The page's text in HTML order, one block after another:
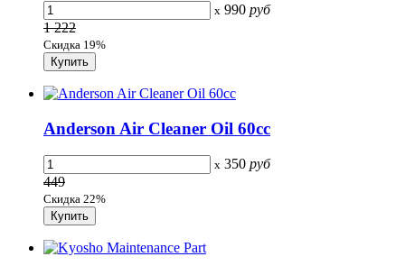
x 990 руб
1 222
Скидка 19%
Anderson Air Cleaner Oil 60cc
x 350 руб
449
Скидка 22%